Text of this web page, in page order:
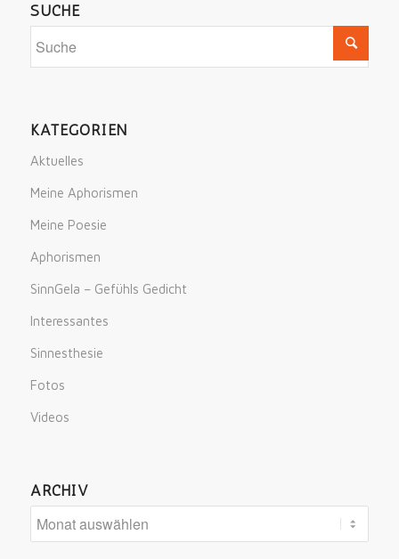
SUCHE
KATEGORIEN
Aktuelles
Meine Aphorismen
Meine Poesie
Aphorismen
SinnGela – Gefühls Gedicht
Interessantes
Sinnesthesie
Fotos
Videos
ARCHIV